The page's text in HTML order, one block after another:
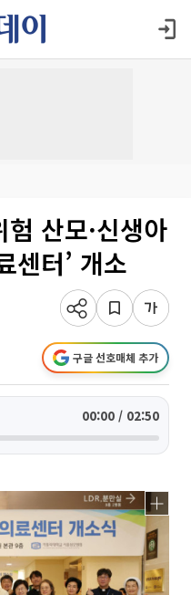
산모·신생아
센터’ 개소
구글 선호매체 추가
00:00 / 02:50